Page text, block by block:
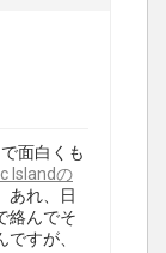
面白くも
Islandの
あれ、日
絡んでそ
すが、